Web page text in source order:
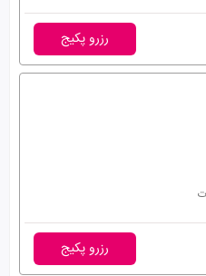
رزرو پکیج
رزرو پکیج